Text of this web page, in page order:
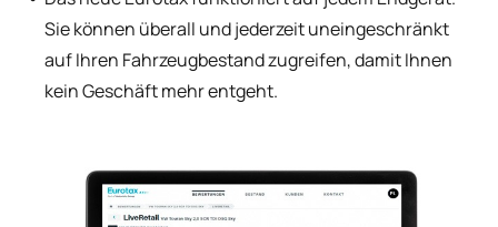
Sie können überall und jederzeit uneingeschränkt
auf Ihren Fahrzeugbestand zugreifen, damit Ihnen
kein Geschäft mehr entgeht.